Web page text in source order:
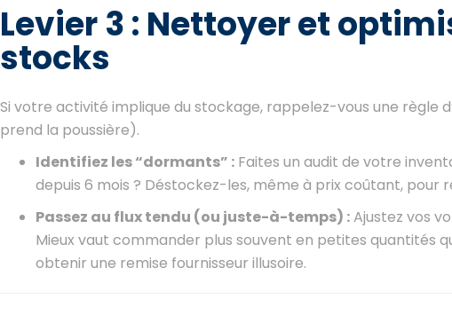
Levier 3 : Nettoyer et
stocks
Si votre activité implique du stockage, rappelez-vous une règle
prend la poussière).
Identifiez les “dormants” : Faites un audit de votre
depuis 6 mois ? Déstockez-les, même à prix coûtant, pour
Passez au flux tendu (ou juste-à-temps) :Ajustez vos
Mieux vaut commander plus souvent en petites quantités
obtenir une remise fournisseur illusoire.